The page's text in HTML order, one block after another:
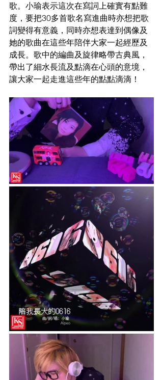
歌。小瑜表示這次在寫詞上確實有點難
度，要把30多首歌名寫進曲時亦想把歌
詞變得有意義，同時亦想表達到偶像及
她的歌曲在這些年陪伴大家一起經歷及
成長。歌中的編曲及旋律略帶古典風，
帶出了細水長流及點滴在心頭的意境，
讓大家一起走進這些年的點點滴滴！